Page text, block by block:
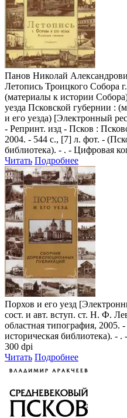
Панов Николай
Летопись Троицкого Собора
(материалы к истории
уезда Псковской губернии :
и его уезда) [Электронный
- Репринт. изд - Псков :
2004. - 544 с., [7] л. фот. -
библиотека). - . - Цифровая
Читать Подробнее
Порхов и его уезд
сост. и авт. вступ. ст. Н. Ф.
областная типография, 2005.
историческая библиотека). -
300 dpi
Читать Подробнее